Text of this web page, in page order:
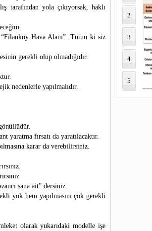
tarafından yola çıkıyorsak, haklı
Hava Alanı”. Tutun ki siz
gerekli olup olmadığıdır.
nedenlerle yapılmalıdır.
yaratma fırsatı da yaratılacaktır.
karar da verebilirsiniz.
sana ait” dersiniz.
yok hem yapılmasını çok gerekli
olarak yukarıdaki modelle işe
2
3
4
5